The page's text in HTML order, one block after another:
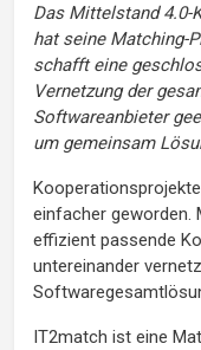
Das Mittelstand 4.0-
hat seine Matching-
schafft eine
Vernetzung der
Softwareanbieter
um gemeinsam
einfacher geworden.
effizient passende
untereinander
IT2match ist eine